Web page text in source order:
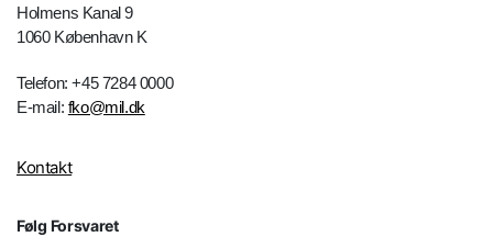
Holmens Kanal 9
1060 København K
Telefon: +45 7284 0000
E-mail: fko@mil.dk
Kontakt
Følg Forsvaret